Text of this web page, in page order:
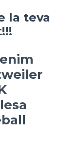
la teva